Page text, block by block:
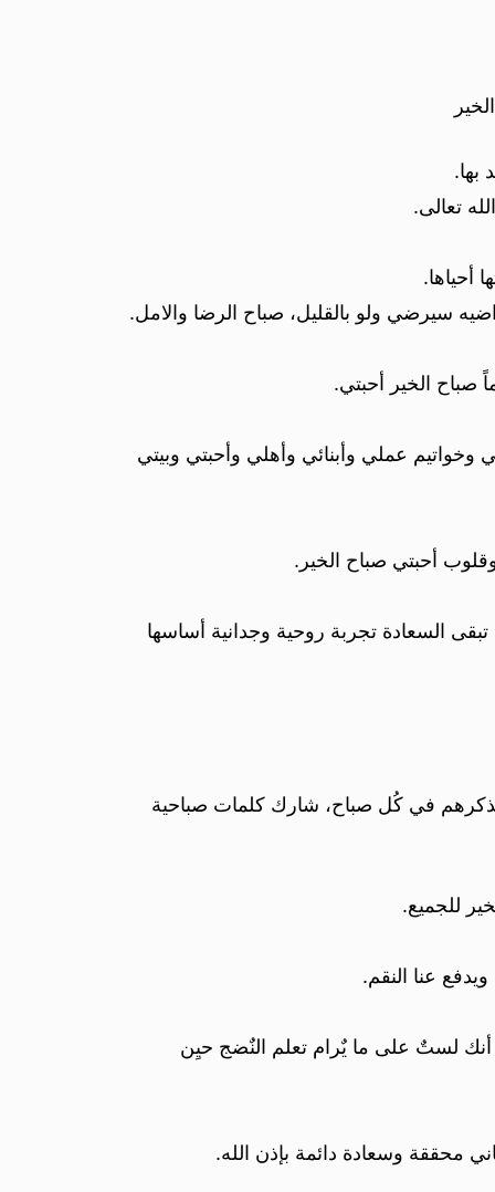
بها.
تعالى.
أحياها.
سيرضي ولو بالقليل، صباح الرضا والامل.
صباح الخير أحبتي.
عملي وأبنائي وأهلي وأحبتي وبيتي
أحبتي صباح الخير.
تبقى السعادة تجربة روحية وجدانية أساسها
تُذكرهم في كُل صباح، شارك كلمات صباحية
للجميع.
عنا النقم.
أنك لستٌ على ما يٌرام تعلم النٌضج حيِن
محققة وسعادة دائمة بإذن الله.